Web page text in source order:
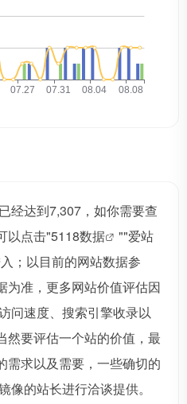
经达到7,307，如你需要查
以点击"5118数据 ""爱站
；以目前的网站数据参
为准，更多网站价值评估因
问速度、搜索引擎收录以
然要评估一个站的价值，最
需求以及需要，一些确切的
像的站长进行洽谈提供。